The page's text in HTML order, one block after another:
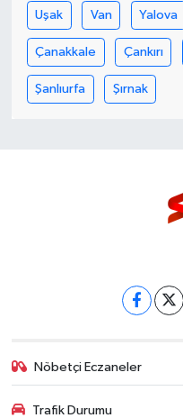
Uşak Van Yalova
Çanakkale Çankırı
Şanlıurfa Şırnak
Nöbetçi Eczaneler
Trafik Durumu